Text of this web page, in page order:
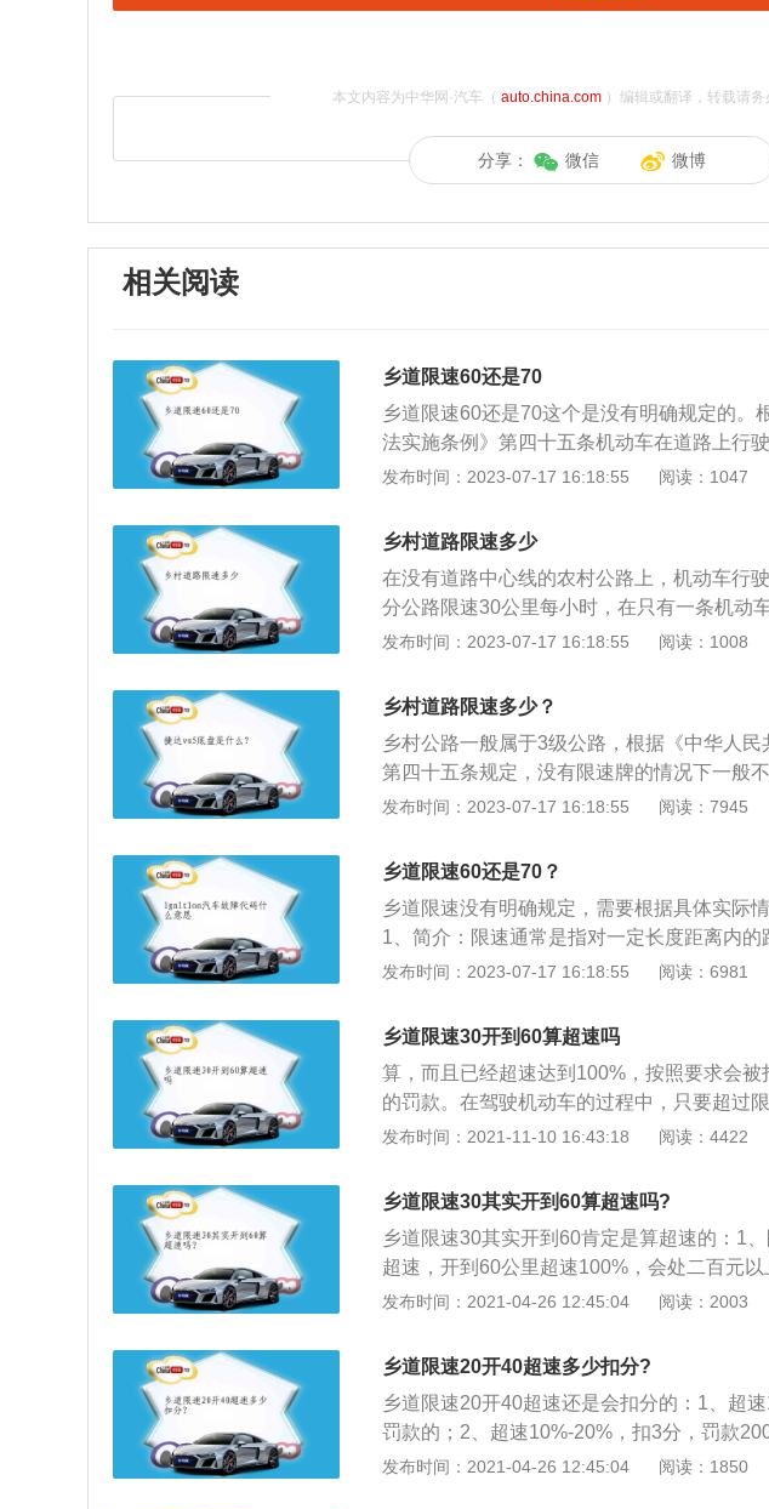
本文内容为中华网·汽车（ auto.china.com）编辑或翻译，转载请务
分享： 微信 微博
相关阅读
乡道限速60还是70
乡道限速60还是70这个是没有明确规定的。
法实施条例》第四十五条机动车在道路上行
度。在没有限速标志、标线的道路上，机动
同方向只有1条机动车道的道路，城市道路
里。乡道限速可以分为两种情况，第一种情
类道路规定，车辆的行驶速度不得超过每小
车道的道路，这种道路规定，车辆的行驶速
根据当前道路的情况，正确控制车辆的行驶
行为。超速车辆一旦被交警发现，会对车主
特殊，车辆行驶时难免会遇到突发情况，发
主的行车安全。
发布时间：2023-07-17 16:18:55 阅读：1047
乡村道路限速多少
在没有道路中心线的农村公路上，机动车行
分公路限速30公里每小时，在只有一条机动
不得超过70公里每小时。根据《中华人民共
度行驶，才不会发生危险。最高限速：机动
标线标明的速度。在没有限速标志、标线的
行驶速度。没有道路中心线的道路，城市道
公里；同方向只有1条机动车道的道路，城
时70公里。先行规则：有交通标志、标线控
动车让直行的车辆先行；相对方向行驶的右
开乡村公路需要注意：行驶到村镇时，需要
警惕，以免发生交通事故。农村道路如果有
要减速避让。
发布时间：2023-07-17 16:18:55 阅读：1008
乡村道路限速多少？
乡村公路一般属于3级公路，根据《中华人民
第四十五条规定，没有限速牌的情况下一般
速牌则依照限速牌的速度行驶。以下关于乡
动加剧，不仅造成车辆传动系、行走系等机
2、谨慎选择行驶路线：路面上有坑洼、乱石
方向盘小心避让。在通过松软、泥泞、积水
观察，当判明车轮确实不会陷入泥土中时方
坡：无论是晴天还是雨天在下坡时都应选择
避让，特别是有些土路下坡途中有急弯，若
偏、横甩甚至翻车的重大事故。
发布时间：2023-07-17 16:18:55 阅读：7945
乡道限速60还是70？
乡道限速没有明确规定，需要根据具体实际
1、简介：限速通常是指对一定长度距离内
度，主要目的为预先提醒司机在前方后续路
时40公里。同方向只有1条机动车道的道路
每小时70公里。
发布时间：2023-07-17 16:18:55 阅读：6981
乡道限速30开到60算超速吗
算，而且已经超速达到100%，按照要求会
的罚款。在驾驶机动车的过程中，只要超过
是很多交通事故发生的原因，是很危险的一
多，可能会随时出现行人和牲畜，乡道对速
速不超过限定速度10%的，一般会给予口头
上，会有相应的处罚。根据道路限速的速度
最高2000元的罚款。同时，超速行驶对车辆
的磨损情况，提高了摩擦温度，轮胎也会更加
发布时间：2021-11-10 16:43:18 阅读：4422
乡道限速30其实开到60算超速吗?
乡道限速30其实开到60肯定是算超速的：1
超速，开到60公里超速100%，会处二百元
分；2、根据《道路交通安全违法行为记分分
险物品运输车辆在高速公路、城市快速路上
速公路、城市快速路以外的道路上行驶超过
动车行驶超过规定时速50%以上的。
发布时间：2021-04-26 12:45:04 阅读：2003
乡道限速20开40超速多少扣分?
乡道限速20开40超速还是会扣分的：1、超
罚款的；2、超速10%-20%，扣3分，罚款
罚款200元；4、超速50%以上的，扣12分，
发布时间：2021-04-26 12:45:04 阅读：1850